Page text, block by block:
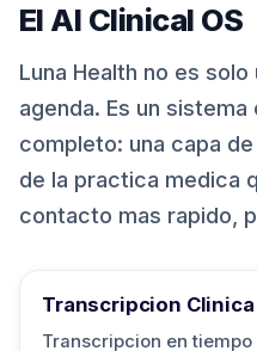
El AI Clinical OS
Luna Health no es solo
agenda. Es un
completo: una capa
de la practica medica
contacto mas rapido,
Transcripcion Clinica
Transcripcion en